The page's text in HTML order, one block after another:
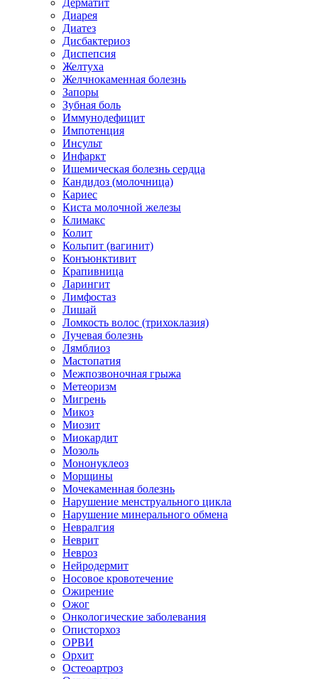
Дерматит
Диарея
Диатез
Дисбактериоз
Диспепсия
Желтуха
Желчнокаменная болезнь
Запоры
Зубная боль
Иммунодефицит
Импотенция
Инсульт
Инфаркт
Ишемическая болезнь сердца
Кандидоз (молочница)
Кариес
Киста молочной железы
Климакс
Колит
Кольпит (вагинит)
Конъюнктивит
Крапивница
Ларингит
Лимфостаз
Лишай
Ломкость волос (трихоклазия)
Лучевая болезнь
Лямблиоз
Мастопатия
Межпозвоночная грыжа
Метеоризм
Мигрень
Микоз
Миозит
Миокардит
Мозоль
Мононуклеоз
Морщины
Мочекаменная болезнь
Нарушение менструального цикла
Нарушение минерального обмена
Невралгия
Неврит
Невроз
Нейродермит
Носовое кровотечение
Ожирение
Ожог
Онкологические заболевания
Описторхоз
ОРВИ
Орхит
Остеоартроз